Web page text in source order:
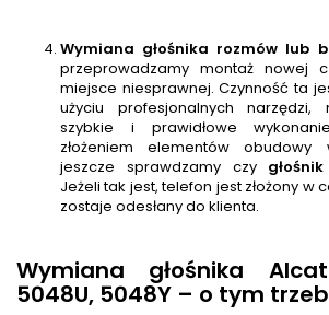
Wymiana głośnika rozmów lub
przeprowadzamy montaż nowej
miejsce niesprawnej. Czynność ta
użyciu profesjonalnych
szybkie i prawidłowe
złożeniem elementów obudowy
jeszcze sprawdzamy czy głośnik
Jeżeli tak jest, telefon jest złożony w
zostaje odesłany do klienta.
Wymiana głośnika
5048U, 5048Y – o tym